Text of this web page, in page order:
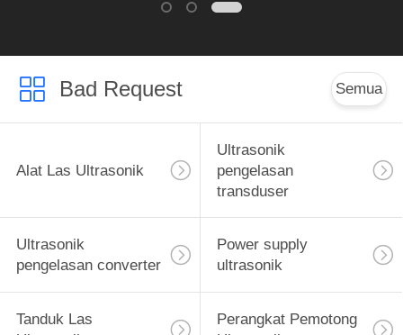
Bad Request Semua
Alat Las Ultrasonik
Ultrasonik
pengelasan
transduser
Ultrasonik
pengelasan converter
Power supply
ultrasonik
Tanduk Las
Perangkat Pemotong